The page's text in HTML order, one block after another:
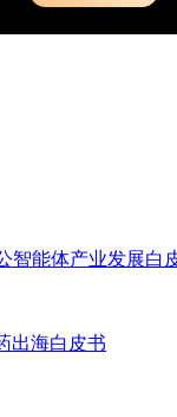
智能体产业发展白
出海白皮书